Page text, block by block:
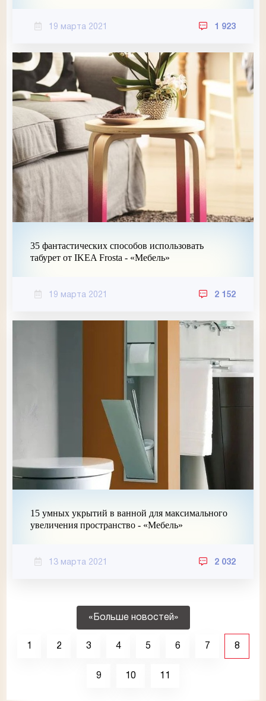
19 марта 2021 1 923
35 фантастических способов использовать
табурет от IKEA Frosta - «Мебель»
19 марта 2021 2 152
15 умных укрытий в ванной для максимального
увеличения пространство - «Мебель»
13 марта 2021 2 032
«Больше новостей»
1 2 3 4 5 6 7 8
9 10 11